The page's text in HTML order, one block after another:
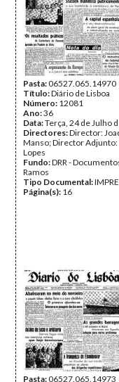
Pasta:06527.065.14970
Título:Diário de Lisboa
Número: 12081
Ano:36
Data:Terça, 24 de Julho
Directores:Director:
Manso; Director
Lopes
Fundo:DRR -
Ramos
Tipo Documental:
Página(s): 16
Pasta:06527.065.14973